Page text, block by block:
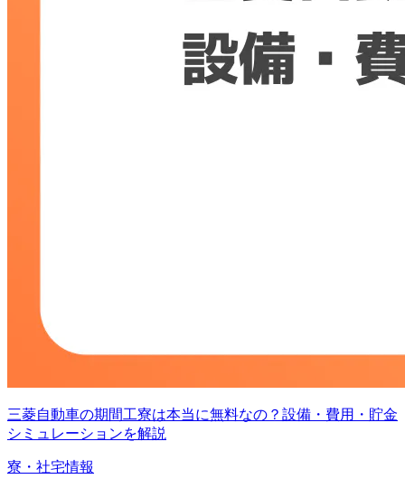
三菱自動車の期間工寮は本当に無料なの？設備・費用・貯金
シミュレーションを解説
寮・社宅情報